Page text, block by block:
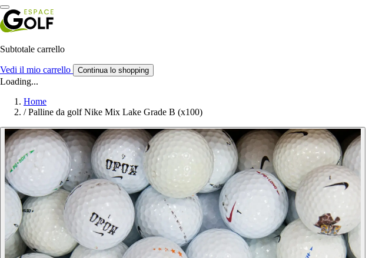
Subtotale carrello
Vedi il mio carrello Continua lo shopping
Loading...
Home
/ Palline da golf Nike Mix Lake Grade B (x100)